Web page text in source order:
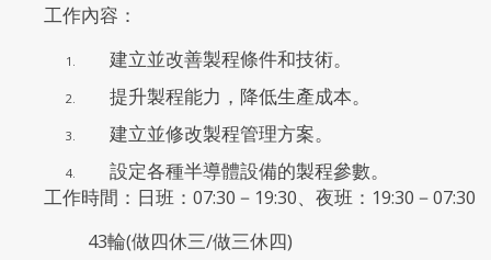
工作內容：
建立並改善製程條件和技術。
提升製程能力，降低生產成本。
建立並修改製程管理方案。
設定各種半導體設備的製程參數。
工作時間：日班：07:30－19:30、夜班：19:30－07:30
43輪(做四休三/做三休四)